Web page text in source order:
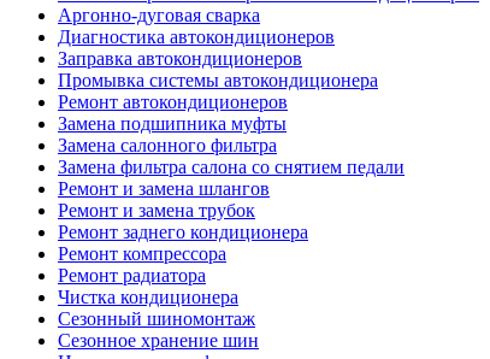
Аргонно-дуговая сварка
Диагностика автокондиционеров
Заправка автокондиционеров
Промывка системы автокондиционера
Ремонт автокондиционеров
Замена подшипника муфты
Замена салонного фильтра
Замена фильтра салона со снятием педали
Ремонт и замена шлангов
Ремонт и замена трубок
Ремонт заднего кондиционера
Ремонт компрессора
Ремонт радиатора
Чистка кондиционера
Сезонный шиномонтаж
Сезонное хранение шин